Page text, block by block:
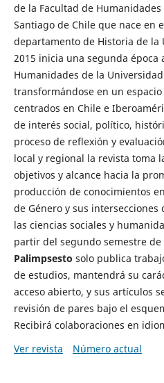
de la Facultad de
Santiago de Chile que nace en
departamento de Historia de la
2015 inicia una segunda época
Humanidades de la
transformándose en un
centrados en Chile e
de interés social, político,
proceso de reflexión y
local y regional la revista toma
objetivos y alcance hacia la
producción de conocimientos
de Género y sus
las ciencias sociales y
partir del segundo semestre de
Palimpsesto solo publica
de estudios, mantendrá su
acceso abierto, y sus artículos
revisión de pares bajo el
Recibirá colaboraciones en
Ver revista
Número actual